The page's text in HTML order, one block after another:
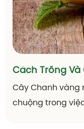
Cách Trồng Và
Cây Chanh vàng
chuộng trong